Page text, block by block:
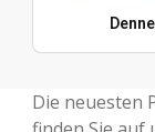
Die neuesten